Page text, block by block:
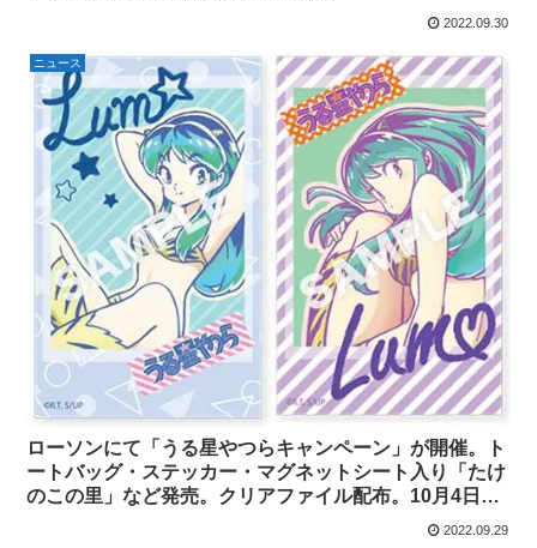
2022.09.30
ニュース
ローソンにて「うる星やつらキャンペーン」が開催。ト
ートバッグ・ステッカー・マグネットシート入り「たけ
のこの里」など発売。クリアファイル配布。10月4日か
2022.09.29